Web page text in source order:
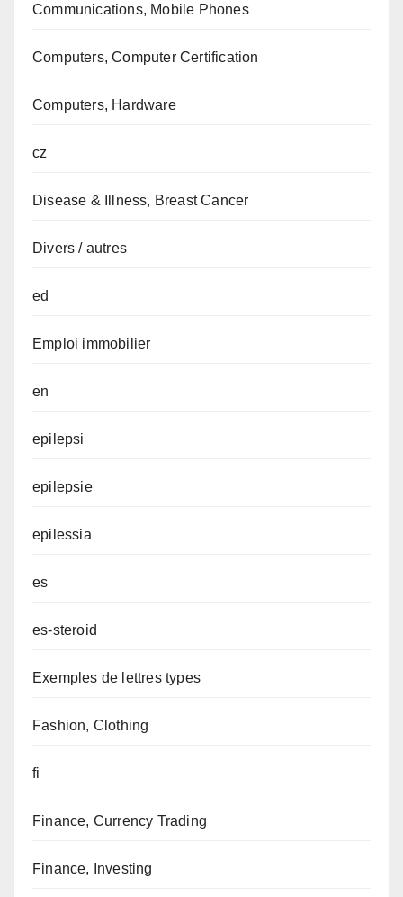
Communications, Mobile Phones
Computers, Computer Certification
Computers, Hardware
cz
Disease & Illness, Breast Cancer
Divers / autres
ed
Emploi immobilier
en
epilepsi
epilepsie
epilessia
es
es-steroid
Exemples de lettres types
Fashion, Clothing
fi
Finance, Currency Trading
Finance, Investing